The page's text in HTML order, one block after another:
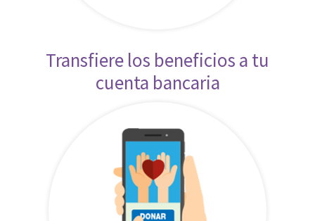
Transfiere los beneficios a tu
cuenta bancaria